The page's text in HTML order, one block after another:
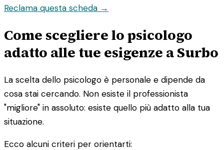
Reclama questa scheda →
Come scegliere lo psicologo
adatto alle tue esigenze a Surbo
La scelta dello psicologo è personale e dipende da
cosa stai cercando. Non esiste il professionista
"migliore" in assoluto: esiste quello più adatto alla tua
situazione.
Ecco alcuni criteri per orientarti: